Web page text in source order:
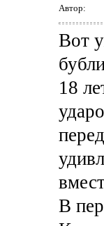
Автор:
Вот
18
В